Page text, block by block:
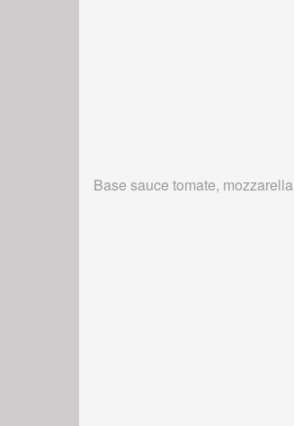
Base sauce tomate, mozzarella